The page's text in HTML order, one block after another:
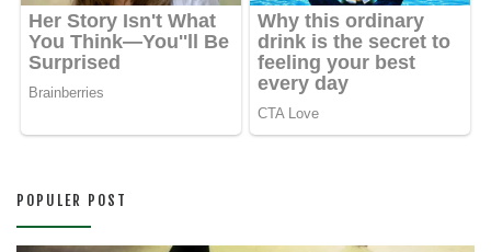
POPULER POST